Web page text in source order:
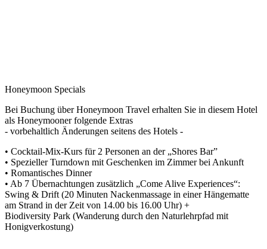
Honeymoon Specials
Bei Buchung über Honeymoon Travel erhalten Sie in diesem Hotel
als Honeymooner folgende Extras
- vorbehaltlich Änderungen seitens des Hotels -
• Cocktail-Mix-Kurs für 2 Personen an der „Shores Bar”
• Spezieller Turndown mit Geschenken im Zimmer bei Ankunft
• Romantisches Dinner
• Ab 7 Übernachtungen zusätzlich „Come Alive Experiences“:
Swing & Drift (20 Minuten Nackenmassage in einer Hängematte
am Strand in der Zeit von 14.00 bis 16.00 Uhr) +
Biodiversity Park (Wanderung durch den Naturlehrpfad mit
Honigverkostung)